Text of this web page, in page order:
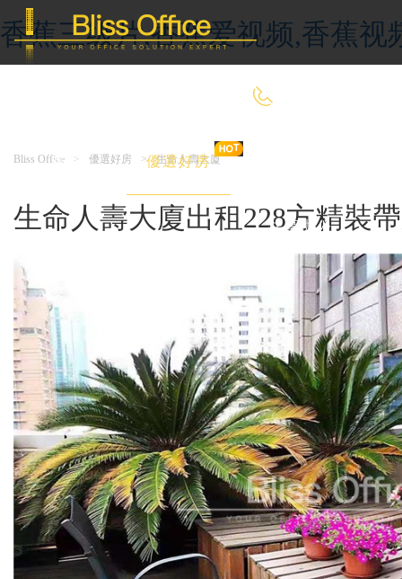
香蕉三级片,香蕉爱视频,香蕉视
首 頁 優選好房
共享辦公
Bliss Office > 優選好房 > 生命人壽大廈
生命人壽大廈出租228方精裝